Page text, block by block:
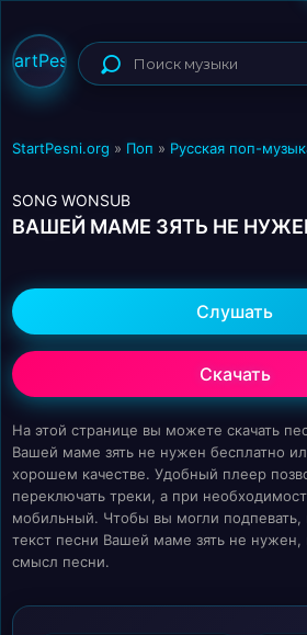
StartPesni.org » Поп » Русская поп-
SONG WONSUB
ВАШЕЙ МАМЕ ЗЯТЬ НЕ
Слушать
Скачать
На этой странице вы можете скачать
Вашей маме зять не нужен бесплатно
хорошем качестве. Удобный плеер
переключать треки, а при
мобильный. Чтобы вы могли подпевать,
текст песни Вашей маме зять не нужен,
смысл песни.